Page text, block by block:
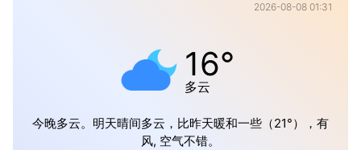
2026-08-08 01:31
16°
多云
今晚多云。明天晴间多云，比昨天暖和一些（21°），有
风, 空气不错。